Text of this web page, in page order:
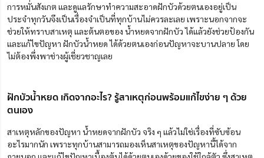
การหมั่นสังเกต และดูแลรักษาทำความสะอาดฝักบัวด้วยตนเองอยู่เป็น
ประจำทุกวันจึงเป็นเรื่องจำเป็นที่ทุกบ้านไม่ควรละเลย เพราะนอกจากจะ
ช่วยให้ทราบสาเหตุ และต้นตอของ น้ำหยดจากฝักบัว ได้แล้วยังช่วยป้องกัน
และแก้ไขปัญหา ฝักบัวน้ำหยด ได้ด้วยตนเองก่อนปัญหาจะบานปลาย โดย
ไม่ต้องพึ่งพาช่างผู้เชี่ยวชาญเลย
ฝักบัวน้ำหยด เกิดจากอะไร? รู้สาเหตุก่อนพร้อมแก้ไขง่าย ๆ ด้วย
ตนเอง
สาเหตุหลักของปัญหา น้ำหยดจากฝักบัว จริง ๆ แล้วไม่ใช่เรื่องที่ซับซ้อน
อะไรมากนัก เพราะทุกบ้านสามารถมองเห็นสาเหตุของปัญหานี้ได้จาก